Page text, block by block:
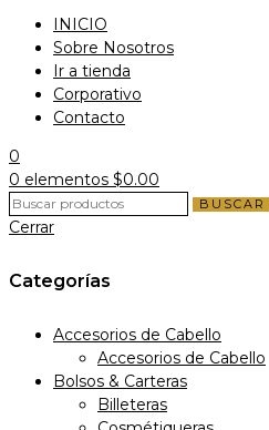
INICIO
Sobre Nosotros
Ir a tienda
Corporativo
Contacto
0
0 elementos $0.00
BUSCAR
Cerrar
Categorías
Accesorios de Cabello
Accesorios de Cabello
Bolsos & Carteras
Billeteras